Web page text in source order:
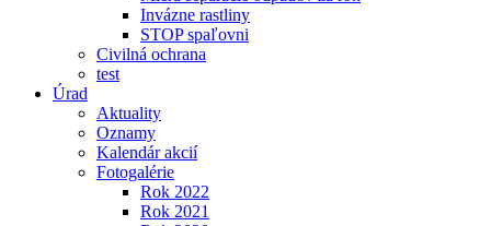
Invázne rastliny
STOP spaľovni
Civilná ochrana
test
Úrad
Aktuality
Oznamy
Kalendár akcií
Fotogalérie
Rok 2022
Rok 2021